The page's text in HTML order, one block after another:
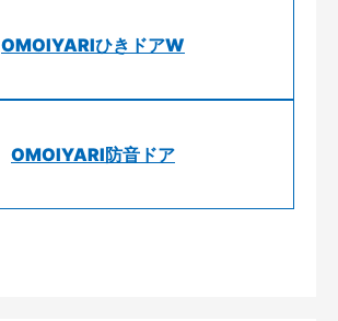
OMOIYARIひきドアW
OMOIYARI防音ドア